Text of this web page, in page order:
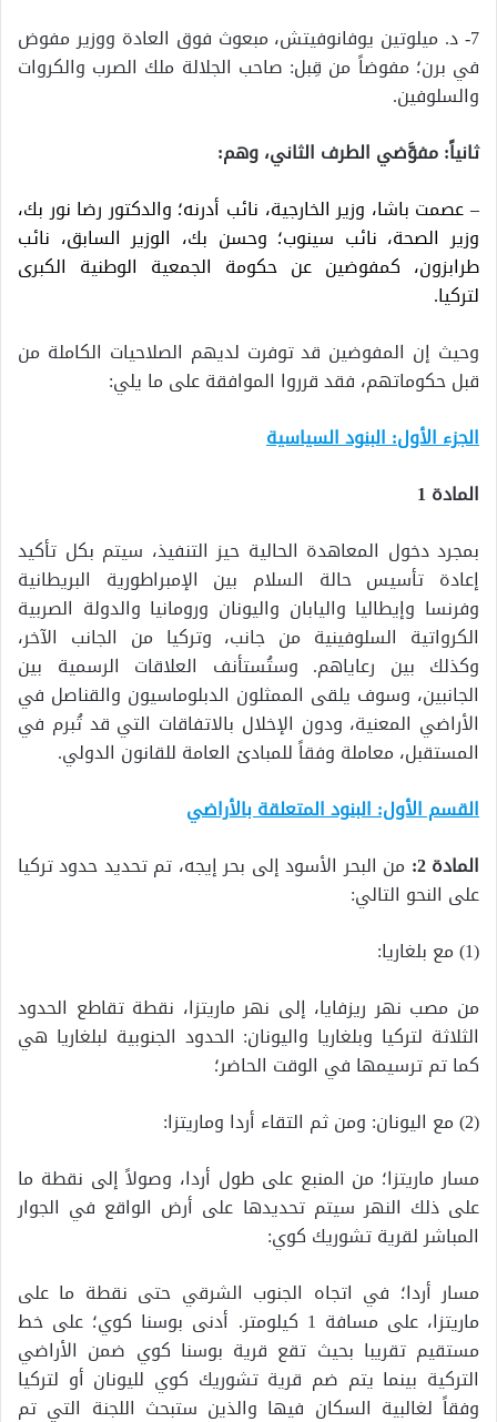
7- د. ميلوتين يوفانوفيتش، مبعوث فوق العادة ووزير مفوض
في برن؛ مفوضاً من قِبل: صاحب الجلالة ملك الصرب والكروات
والسلوفين.
ثانياً: مفوَّضي الطرف الثاني، وهم:
– عصمت باشا، وزير الخارجية، نائب أدرنه؛ والدكتور رضا نور بك،
وزير الصحة، نائب سينوب؛ وحسن بك، الوزير السابق، نائب
طرابزون، كمفوضين عن حكومة الجمعية الوطنية الكبرى
لتركيا.
وحيث إن المفوضين قد توفرت لديهم الصلاحيات الكاملة من
قبل حكوماتهم، فقد قرروا الموافقة على ما يلي:
الجزء الأول: البنود السياسية
المادة 1
بمجرد دخول المعاهدة الحالية حيز التنفيذ، سيتم بكل تأكيد
إعادة تأسيس حالة السلام بين الإمبراطورية البريطانية
وفرنسا وإيطاليا واليابان واليونان ورومانيا والدولة الصربية
الكرواتية السلوفينية من جانب، وتركيا من الجانب الآخر،
وكذلك بين رعاياهم. وستُستأنف العلاقات الرسمية بين
الجانبين، وسوف يلقى الممثلون الدبلوماسيون والقناصل في
الأراضي المعنية، ودون الإخلال بالاتفاقات التي قد تُبرم في
المستقبل، معاملة وفقاً للمبادئ العامة للقانون الدولي.
القسم الأول: البنود المتعلقة بالأراضي
المادة 2: من البحر الأسود إلى بحر إيجه، تم تحديد حدود تركيا
على النحو التالي:
(1) مع بلغاريا:
من مصب نهر ريزفايا، إلى نهر ماريتزا، نقطة تقاطع الحدود
الثلاثة لتركيا وبلغاريا واليونان: الحدود الجنوبية لبلغاريا هي
كما تم ترسيمها في الوقت الحاضر؛
(2) مع اليونان: ومن ثم التقاء أردا وماريتزا:
مسار ماريتزا؛ من المنبع على طول أردا، وصولاً إلى نقطة ما
على ذلك النهر سيتم تحديدها على أرض الواقع في الجوار
المباشر لقرية تشوريك كوي:
مسار أردا؛ في اتجاه الجنوب الشرقي حتى نقطة ما على
ماريتزا، على مسافة 1 كيلومتر. أدنى بوسنا كوي؛ على خط
مستقيم تقريبا بحيث تقع قرية بوسنا كوي ضمن الأراضي
التركية بينما يتم ضم قرية تشوريك كوي لليونان أو لتركيا
وفقاً لغالبية السكان فيها والذين ستبحث اللجنة التي تم